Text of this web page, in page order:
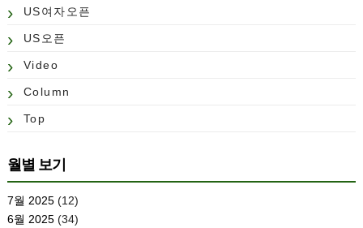
US여자오픈
US오픈
Video
Column
Top
월별 보기
7월 2025(12)
6월 2025(34)